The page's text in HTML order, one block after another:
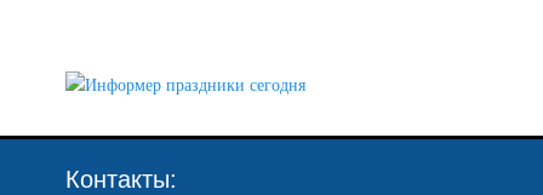
Контакты: